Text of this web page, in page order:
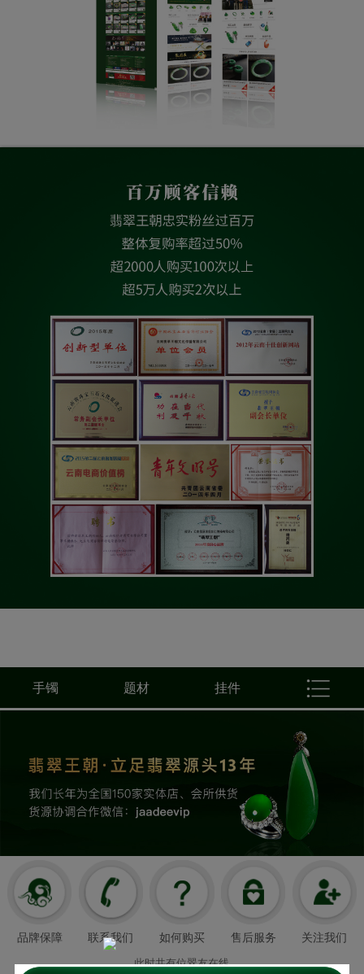
手镯 题材 挂件
品牌保障 联系我们 如何购买 售后服务 关注我们
此时共有位翠友在线